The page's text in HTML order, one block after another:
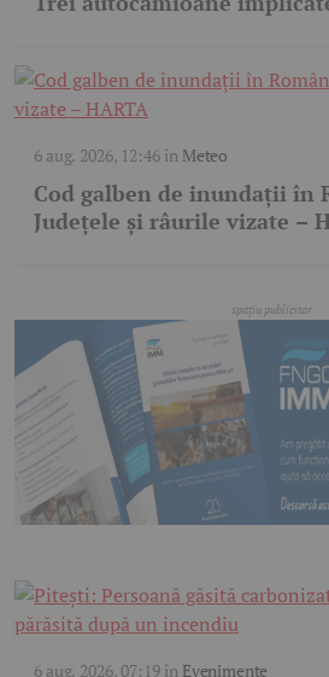
6 aug. 2026, 12:46în Meteo
Cod galben de inundații în
Județele și râurile vizate –
6 aug. 2026, 07:19în Evenimente